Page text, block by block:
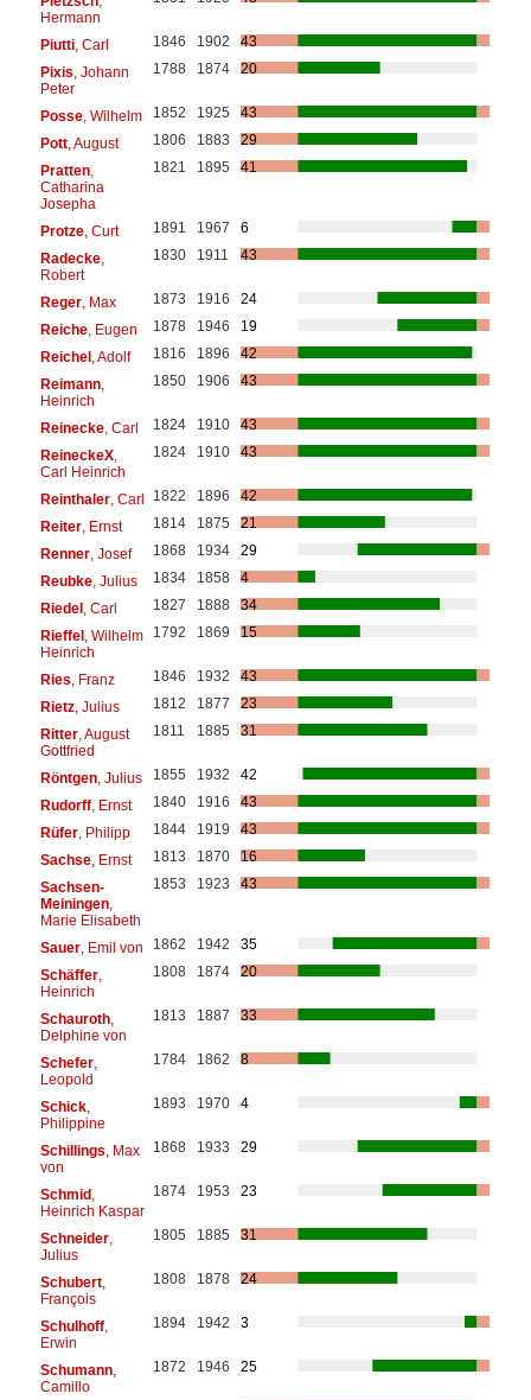
Hermann
Piutti, Carl 1846 1902
43
Pixis , Johann
Peter
1788 1874 20
Posse, Wilhelm 1852 1925
43
Pott, August 1806 1883
29
Pratten,
Catharina
Josepha
1821 1895 41
Protze, Curt 1891 1967
6
Radecke,
Robert
1830 1911 43
Reger, Max 1873 1916
24
Reiche, Eugen 1878 1946
19
Reichel, Adolf 1816 1896
42
Reimann,
Heinrich
1850 1906 43
Reinecke, Carl 1824 1910
43
ReineckeX,
Carl Heinrich
1824 1910 43
Reinthaler, Carl 1822 1896
42
Reiter, Ernst 1814 1875
21
Renner, Josef 1868 1934
29
Reubke, Julius 1834 1858
4
Riedel, Carl 1827 1888
34
Rieffel, Wilhelm
Heinrich
1792 1869 15
Ries , Franz 1846 1932
43
Rietz, Julius 1812 1877
23
Ritter, August
Gottfried
1811 1885 31
Röntgen, Julius 1855 1932
42
Rudorff, Ernst 1840 1916
43
Rüfer, Philipp 1844 1919
43
Sachse, Ernst 1813 1870
16
Sachsen-
Meiningen,
Marie Elisabeth
1853 1923 43
Sauer, Emil von 1862 1942
35
Schäffer,
Heinrich
1808 1874 20
Schauroth,
Delphine von
1813 1887 33
Schefer,
Leopold
1784 1862 8
Schick,
Philippine
1893 1970 4
Schillings , Max
von
1868 1933 29
Schmid,
Heinrich Kaspar
1874 1953 23
Schneider,
Julius
1805 1885 31
Schubert,
François
1808 1878 24
Schulhoff,
Erwin
1894 1942 3
Schumann,
Camillo
1872 1946 25